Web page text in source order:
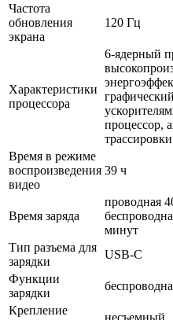
Частота
обновления
экрана
120 Гц
Характеристики
процессора
6-ядерный
процессор,
Время в режиме
воспроизведения
видео
39 ч
Время заряда
проводная
минут
Тип разъема для
зарядки
USB-C
Функции
зарядки
Крепление
несъемный